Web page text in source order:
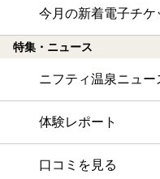
今月の新着電子チ
特集・ニュース
ニフティ温泉ニュー
体験レポート
口コミを見る